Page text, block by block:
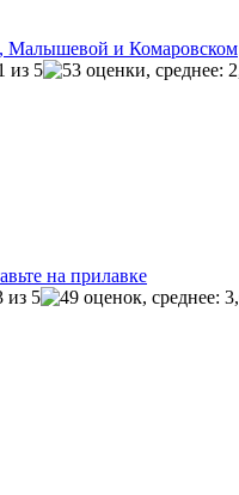
Малышевой и Комаровском
на прилавке